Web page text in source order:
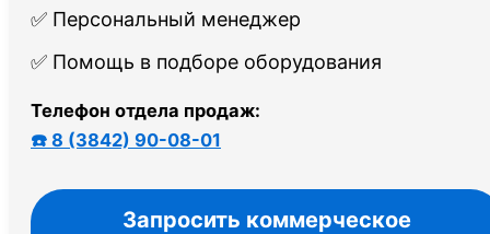
✅ Персональный менеджер
✅ Помощь в подборе оборудования
Телефон отдела продаж:
☎️ 8 (3842) 90-08-01
Запросить коммерческое